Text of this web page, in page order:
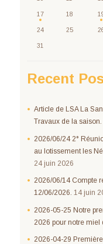
17 18
24 25
31
Recent
Article de LSA La
Travaux de la saison.
2026/06/24 2°
au lotissement les
24 juin 2026
2026/06/14 Compte
12/06/2026. 14 juin
2026-05-25 Notre
2026 pour notre miel
2026-04-29